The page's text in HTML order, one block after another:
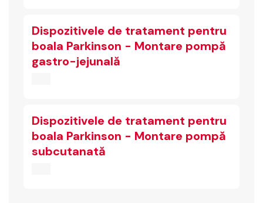
Dispozitivele de tratament pentru
boala Parkinson - Montare pompă
gastro-jejunală
Dispozitivele de tratament pentru
boala Parkinson - Montare pompă
subcutanată